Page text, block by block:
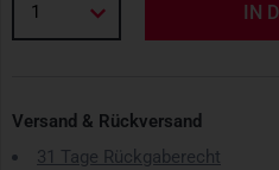
1 IN
Versand & Rückversand
31 Tage Rückgaberecht